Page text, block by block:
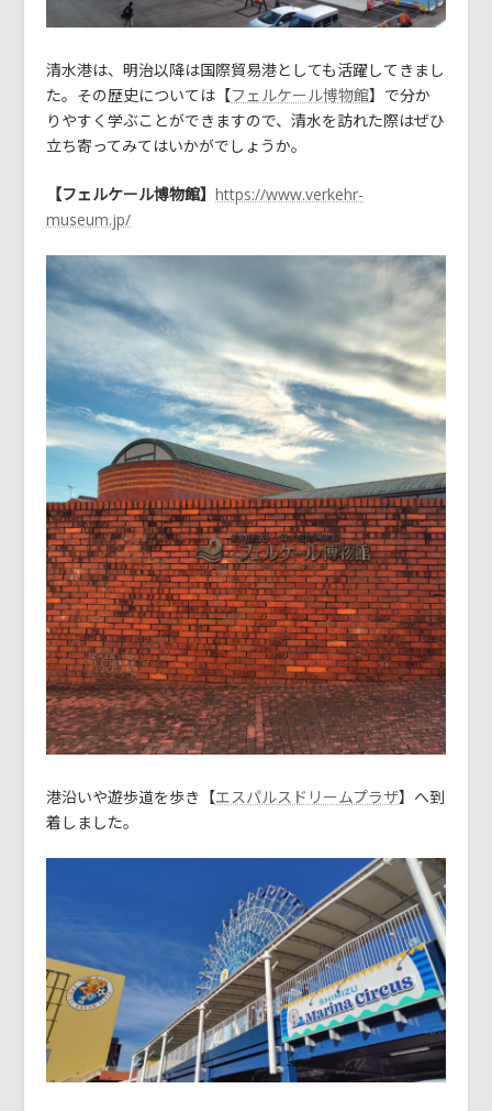
清水港は、明治以降は国際貿易港としても活躍してきまし
た。その歴史については【フェルケール博物館】で分か
りやすく学ぶことができますので、清水を訪れた際はぜひ
立ち寄ってみてはいかがでしょうか。
【フェルケール博物館】https://www.verkehr-
museum.jp/
港沿いや遊歩道を歩き【エスパルスドリームプラザ】へ到
着しました。